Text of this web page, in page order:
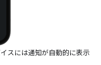
スには通知が自動的に表示